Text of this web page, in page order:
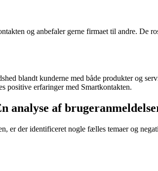
og anbefaler gerne firmaet til andre. De
blandt kunderne med både produkter og
positive erfaringer med Smartkontakten.
analyse af
er der identificeret nogle fælles temaer og